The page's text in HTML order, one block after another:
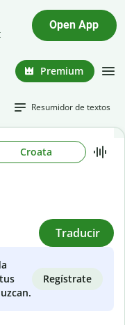
Open App
Premium
Resumidor de textos
Croata
Traducir
Regístrate